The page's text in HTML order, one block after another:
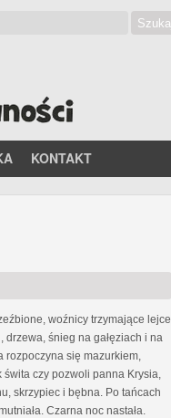
KONTAKT
woźnicy trzymające lejce
śnieg na gałęziach i na
się mazurkiem,
czy pozwoli panna Krysia,
skrzypiec i bębna. Po tańcach
Czarna noc nastała.